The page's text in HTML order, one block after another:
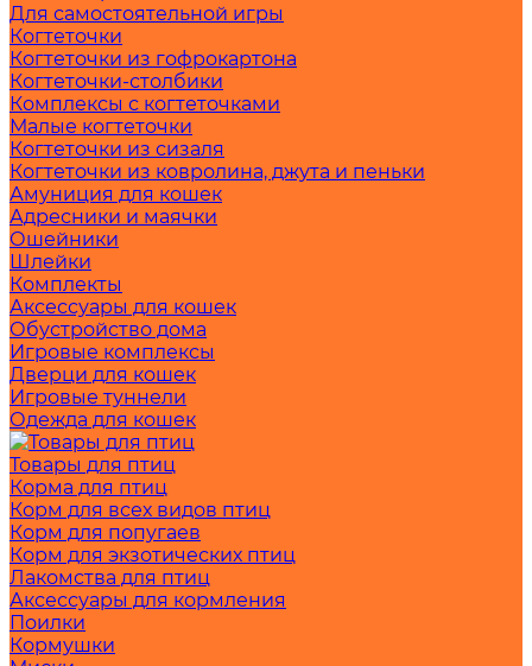
Для самостоятельной игры
Когтеточки
Когтеточки из гофрокартона
Когтеточки-столбики
Комплексы с когтеточками
Малые когтеточки
Когтеточки из сизаля
Когтеточки из ковролина, джута и пеньки
Амуниция для кошек
Адресники и маячки
Ошейники
Шлейки
Комплекты
Аксессуары для кошек
Обустройство дома
Игровые комплексы
Дверци для кошек
Игровые туннели
Одежда для кошек
Товары для птиц
Корма для птиц
Корм для всех видов птиц
Корм для попугаев
Корм для экзотических птиц
Лакомства для птиц
Аксессуары для кормления
Поилки
Кормушки